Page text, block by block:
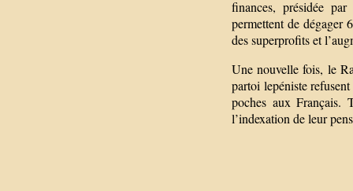
finances, présidée
permettent de dégager
des superprofits et
Une nouvelle fois, le
partoi lepéniste
poches aux
l’indexation de leur